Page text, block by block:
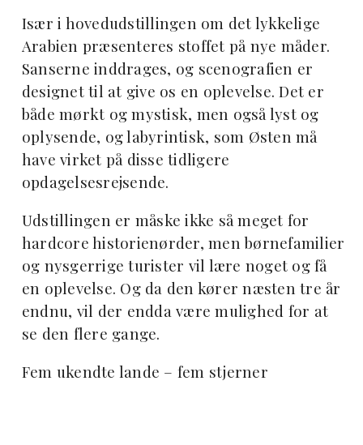
Især i hovedudstillingen om det lykkelige
Arabien præsenteres stoffet på nye måder.
Sanserne inddrages, og scenografien er
designet til at give os en oplevelse. Det er
både mørkt og mystisk, men også lyst og
oplysende, og labyrintisk, som Østen må
have virket på disse tidligere
opdagelsesrejsende.
Udstillingen er måske ikke så meget for
hardcore historienørder, men børnefamilier
og nysgerrige turister vil lære noget og få
en oplevelse. Og da den kører næsten tre år
endnu, vil der endda være mulighed for at
se den flere gange.
Fem ukendte lande – fem stjerner